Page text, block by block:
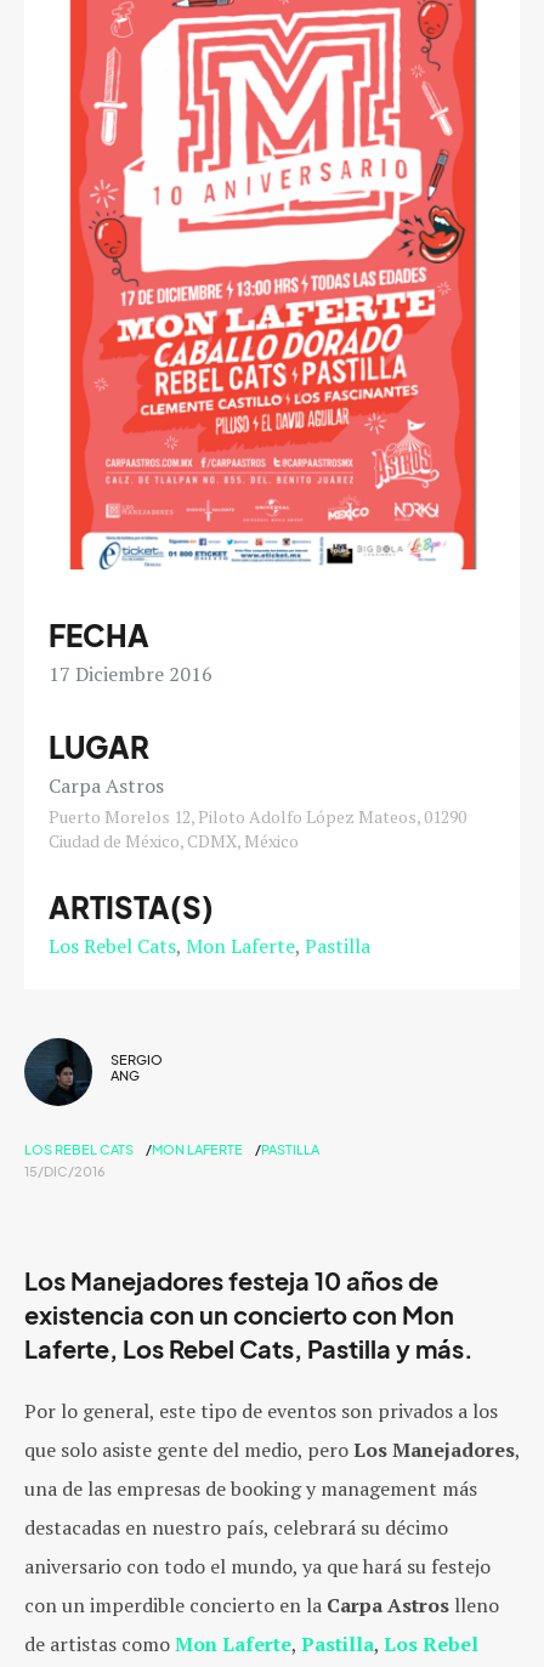
FECHA
17 Diciembre 2016
LUGAR
Carpa Astros
Puerto Morelos 12, Piloto Adolfo López Mateos, 01290
Ciudad de México, CDMX, México
ARTISTA(S)
Los Rebel Cats Mon Laferte Pastilla
SERGIO
ANG
LOS REBEL CATS MON LAFERTE
PASTILLA
15/DIC/2016
Los Manejadores festeja 10 años de
existencia con un concierto con Mon
Laferte, Los Rebel Cats, Pastilla y más.
Por lo general, este tipo de eventos son privados a los
que solo asiste gente del medio, peroLos Manejadores,
una de las empresas de booking y management más
destacadas en nuestro país, celebrará su décimo
aniversario con todo el mundo, ya que hará su festejo
con un imperdible concierto en la Carpa Astros lleno
de artistas comoMon Laferte, Pastilla, Los Rebel